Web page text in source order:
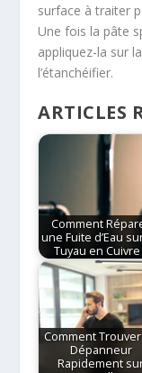
surface à traiter
Une fois la pâte
appliquez-la sur
l’étanchéifier.
ARTICLES
Comment
une Fuite d’Eau
Tuyau en Cuivre
Comment
Dépanneur
Rapidement